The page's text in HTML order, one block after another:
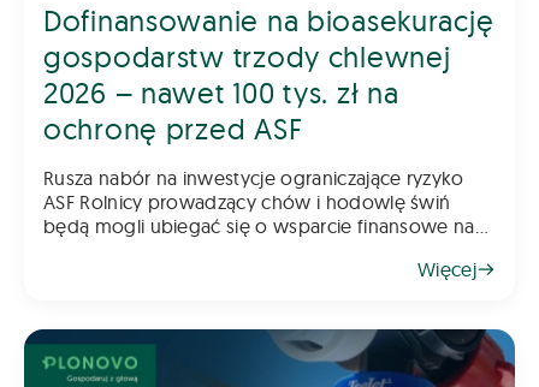
Dofinansowanie na bioasekurację
gospodarstw trzody chlewnej
2026 – nawet 100 tys. zł na
ochronę przed ASF
Rusza nabór na inwestycje ograniczające ryzyko
ASF Rolnicy prowadzący chów i hodowlę świń
będą mogli ubiegać się o wsparcie finansowe na
gospodarstwa. Pomoc ma na celu ograniczenie
Więcej